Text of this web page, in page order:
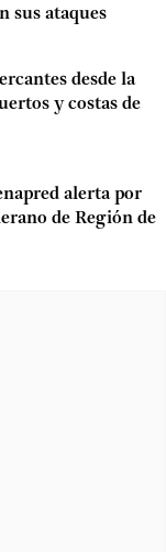
sus ataques
desde la
y costas de
alerta por
de Región de